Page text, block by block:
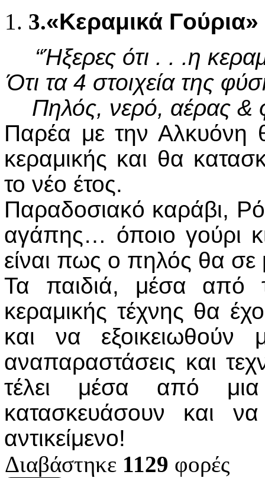
3.«Κεραμικά Γούρια»
“Ήξερες ότι . . .η
Ότι τα 4 στοιχεία της
Πηλός, νερό, αέρας &
Παρέα με την Αλκυόνη
κεραμικής και θα
το νέο έτος.
Παραδοσιακό καράβι,
αγάπης… όποιο γούρι
είναι πως ο πηλός θα σε
Τα παιδιά, μέσα από
κεραμικής τέχνης θα
και να
αναπαραστάσεις και
τέλει μέσα από
κατασκευάσουν και
αντικείμενο!
Διαβάστηκε 1129 φορές